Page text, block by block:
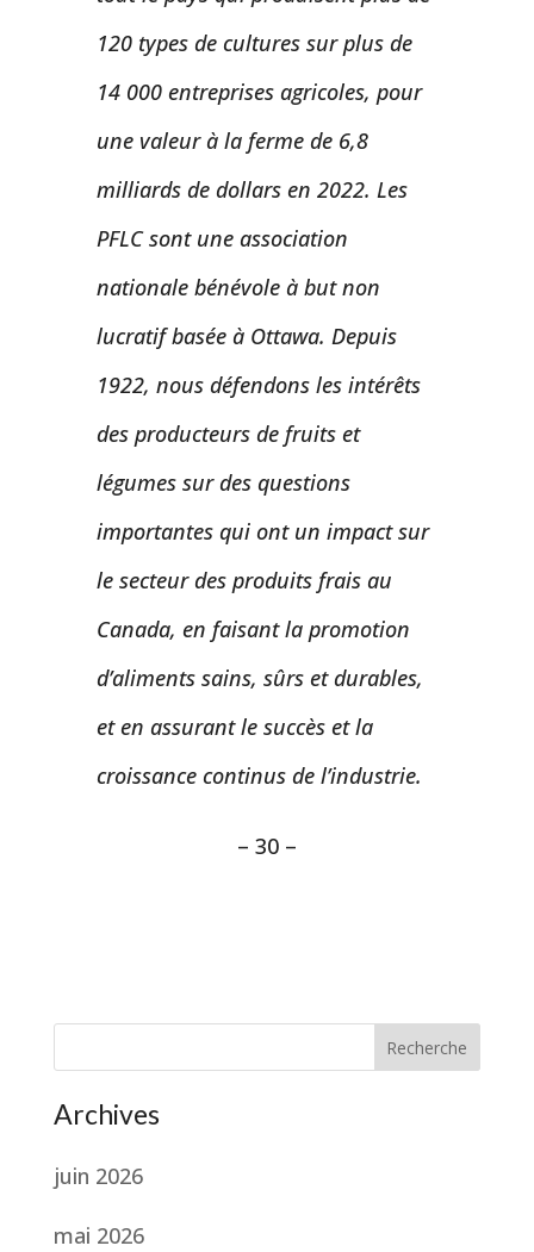
120 types de cultures sur plus de
14 000 entreprises agricoles, pour
une valeur à la ferme de 6,8
milliards de dollars en 2022. Les
PFLC sont une association
nationale bénévole à but non
lucratif basée à Ottawa. Depuis
1922, nous défendons les intérêts
des producteurs de fruits et
légumes sur des questions
importantes qui ont un impact sur
le secteur des produits frais au
Canada, en faisant la promotion
d’aliments sains, sûrs et durables,
et en assurant le succès et la
croissance continus de l’industrie.
– 30 –
Recherche
Archives
juin 2026
mai 2026